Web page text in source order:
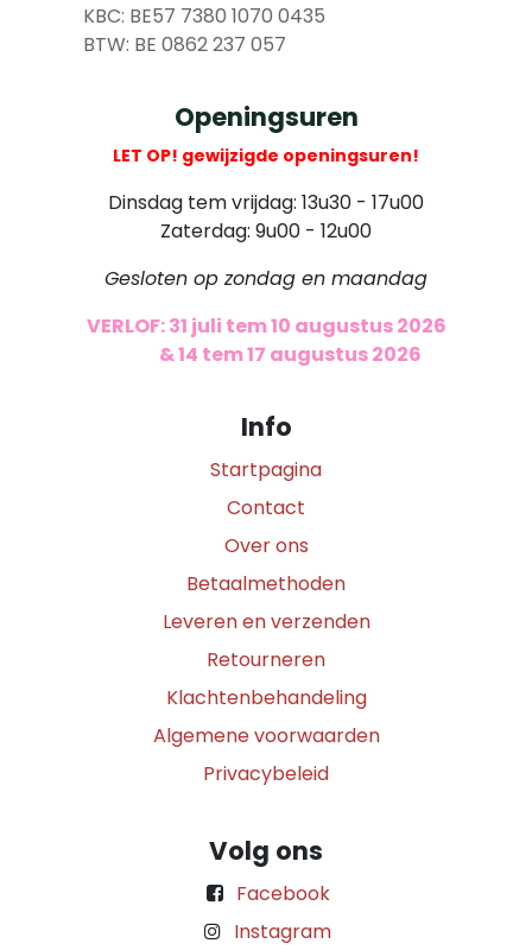
KBC: BE57 7380 1070 0435
​ BTW: BE 0862 237 057
Openingsuren
LET OP! gewijzigde openingsuren!
Dinsdag tem vrijdag: 13u30 - 17u00
Zaterdag: 9u00 - 12u00
Gesloten op zondag en maandag
VERLOF: 31 juli tem 10 augustus 2026
& 14 tem 17 augustus 2026
Info
Startpagina
Contact
Over ons
Betaalmethoden
Leveren en verzenden
Retourneren
Klachtenbehandeling
Algemene voorwaarden
Privacybeleid
Volg ons
Facebook
Instagram